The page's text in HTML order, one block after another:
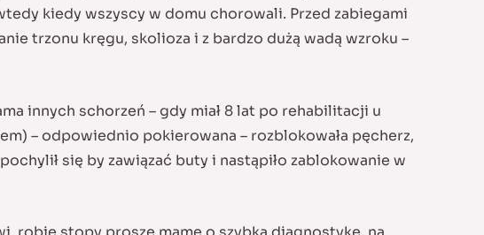
kiedy wszyscy w domu chorowali. Przed zabiegami
trzonu kręgu, skolioza i z bardzo dużą wadą wzroku –
innych schorzeń – gdy miał 8 lat po rehabilitacji u
– odpowiednio pokierowana – rozblokowała pęcherz,
się by zawiązać buty i nastąpiło zablokowanie w